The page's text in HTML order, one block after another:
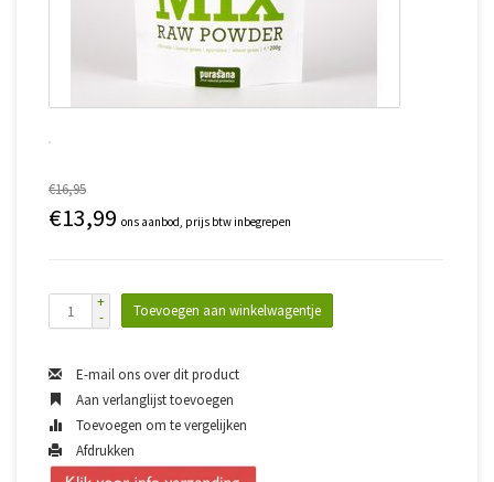
€16,95
€13,99 ons aanbod, prijs btw inbegrepen
+
-
Toevoegen aan winkelwagentje
E-mail ons over dit product
Aan verlanglijst toevoegen
Toevoegen om te vergelijken
Afdrukken